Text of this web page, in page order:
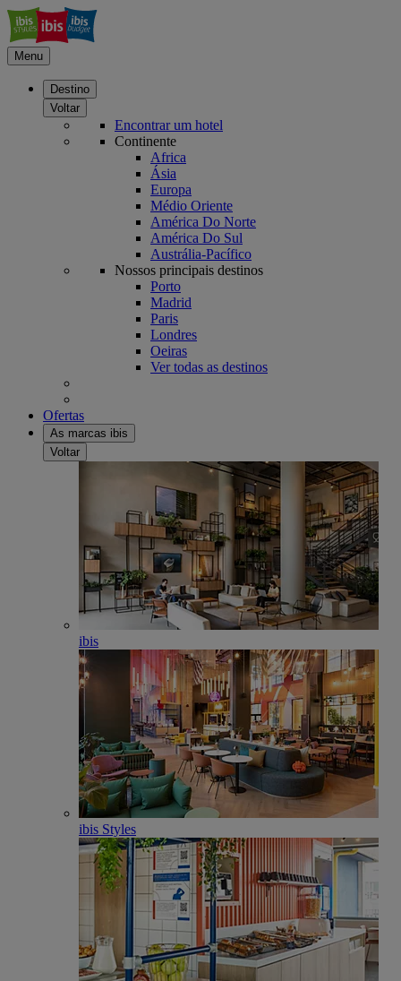
Menu
Destino
Voltar
Encontrar um hotel
Continente
Africa
Ásia
Europa
Médio Oriente
América Do Norte
América Do Sul
Austrália-Pacífico
Nossos principais destinos
Porto
Madrid
Paris
Londres
Oeiras
Ver todas as destinos
Ofertas
As marcas ibis
Voltar
ibis
ibis Styles